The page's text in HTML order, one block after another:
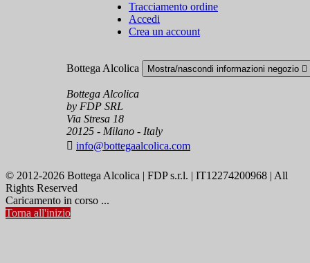
Tracciamento ordine
Accedi
Crea un account
Bottega Alcolica Mostra/nascondi informazioni negozio 
Bottega Alcolica
by FDP SRL
Via Stresa 18
20125 - Milano - Italy
 info@bottegaalcolica.com
© 2012-2026 Bottega Alcolica | FDP s.r.l. | IT12274200968 | All
Rights Reserved
Caricamento in corso ...
Torna all'inizio